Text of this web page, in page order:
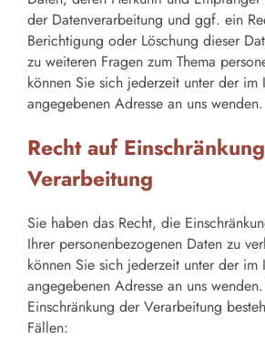
der Datenverarbeitung und ggf. ein
Berichtigung oder Löschung dieser
zu weiteren Fragen zum Thema
können Sie sich jederzeit unter der im
angegebenen Adresse an uns wenden.
Recht auf
Verarbeitung
Sie haben das Recht, die
Ihrer personenbezogenen Daten zu
können Sie sich jederzeit unter der im
angegebenen Adresse an uns
Einschränkung der Verarbeitung
Fällen: